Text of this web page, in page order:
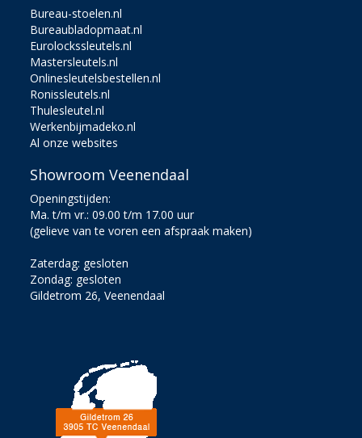
Bureau-stoelen.nl
Bureaubladopmaat.nl
Eurolockssleutels.nl
Mastersleutels.nl
Onlinesleutelsbestellen.nl
Ronissleutels.nl
Thulesleutel.nl
Werkenbijmadeko.nl
Al onze websites
Showroom Veenendaal
Openingstijden:
Ma. t/m vr.: 09.00 t/m 17.00 uur
(gelieve van te voren een afspraak maken)
Zaterdag: gesloten
Zondag: gesloten
Gildetrom 26, Veenendaal